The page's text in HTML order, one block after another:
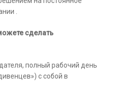
.
сделать
полный рабочий день
с собой в